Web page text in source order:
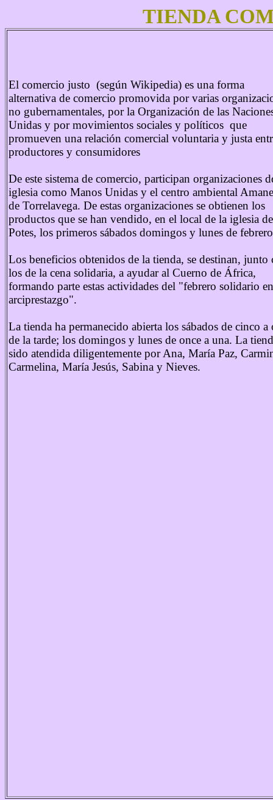
TIENDA
El comercio justo (según Wikipedia) es una forma
alternativa de comercio promovida por varias
no gubernamentales, por la Organización de las
Unidas y por movimientos sociales y políticos que
promueven una relación comercial voluntaria y justa
productores y consumidores
De este sistema de comercio, participan organizaciones
iglesia como Manos Unidas y el centro ambiental
de Torrelavega. De estas organizaciones se obtienen los
productos que se han vendido, en el local de la iglesia de
Potes, los primeros sábados domingos y lunes de
Los beneficios obtenidos de la tienda, se destinan, junto
los de la cena solidaria, a ayudar al Cuerno de África,
formando parte estas actividades del "febrero solidario
arciprestazgo".
La tienda ha permanecido abierta los sábados de cinco a
de la tarde; los domingos y lunes de once a una. La
sido atendida diligentemente por Ana, María Paz,
Carmelina, María Jesús, Sabina y Nieves.